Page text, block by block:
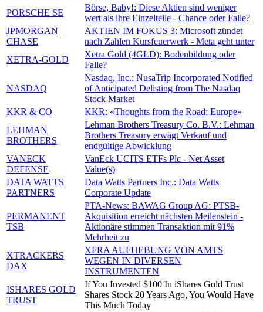
PORSCHE SE
Börse, Baby!: Diese Aktien sind weniger
wert als ihre Einzelteile - Chance oder Falle?
JPMORGAN
CHASE
AKTIEN IM FOKUS 3: Microsoft zündet
nach Zahlen Kursfeuerwerk - Meta geht unter
XETRA-GOLD
Xetra Gold (4GLD): Bodenbildung oder
Falle?
NASDAQ
Nasdaq, Inc.: NusaTrip Incorporated Notified
of Anticipated Delisting from The Nasdaq
Stock Market
KKR & CO
KKR: «Thoughts from the Road: Europe»
LEHMAN
BROTHERS
Lehman Brothers Treasury Co. B.V.: Lehman
Brothers Treasury erwägt Verkauf und
endgültige Abwicklung
VANECK
DEFENSE
VanEck UCITS ETFs Plc - Net Asset
Value(s)
DATA WATTS
PARTNERS
Data Watts Partners Inc.: Data Watts
Corporate Update
PERMANENT
TSB
PTA-News: BAWAG Group AG: PTSB-
Akquisition erreicht nächsten Meilenstein -
Aktionäre stimmen Transaktion mit 91%
Mehrheit zu
XTRACKERS
DAX
XFRA AUFHEBUNG VON AMTS
WEGEN IN DIVERSEN
INSTRUMENTEN
ISHARES GOLD
TRUST
If You Invested $100 In iShares Gold Trust
Shares Stock 20 Years Ago, You Would Have
This Much Today